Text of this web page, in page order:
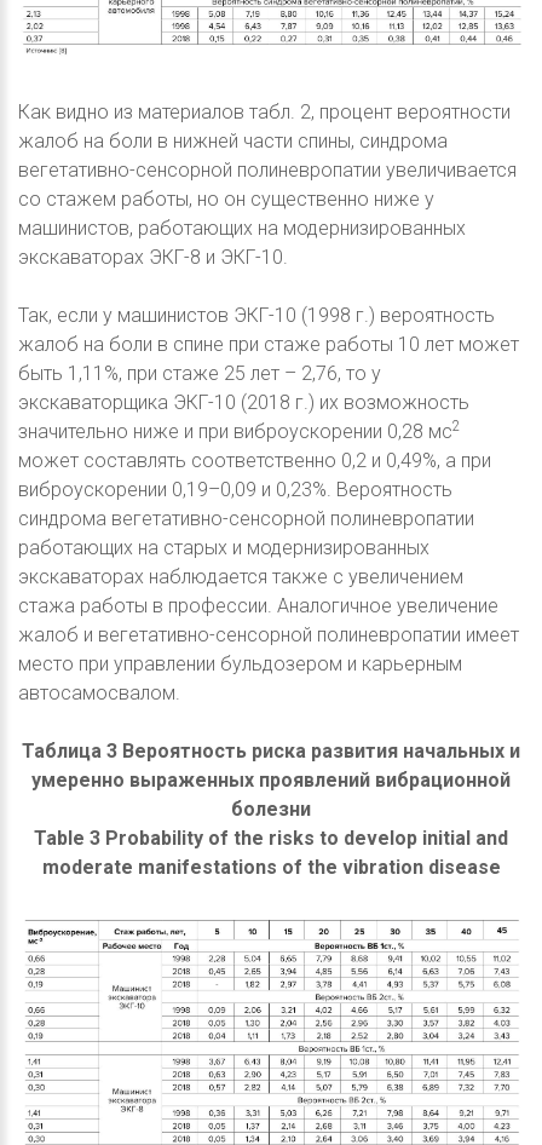
Как видно из материалов табл. 2, процент вероятности
жалоб на боли в нижней части спины, синдрома
вегетативно-сенсорной полиневропатии увеличивается
со стажем работы, но он существенно ниже у
машинистов, работающих на модернизированных
экскаваторах ЭКГ-8 и ЭКГ-10.
Так, если у машинистов ЭКГ-10 (1998 г.) вероятность
жалоб на боли в спине при стаже работы 10 лет может
быть 1,11%, при стаже 25 лет – 2,76, то у
экскаваторщика ЭКГ-10 (2018 г.) их возможность
значительно ниже и при виброускорении 0,28 мс2
может составлять соответственно 0,2 и 0,49%, а при
виброускорении 0,19–0,09 и 0,23%. Вероятность
синдрома вегетативно-сенсорной полиневропатии
работающих на старых и модернизированных
экскаваторах наблюдается также с увеличением
стажа работы в профессии. Аналогичное увеличение
жалоб и вегетативно-сенсорной полиневропатии имеет
место при управлении бульдозером и карьерным
автосамосвалом.
Таблица 3 Вероятность риска развития начальных и
умеренно выраженных проявлений вибрационной
болезни
Table 3 Probability of the risks to develop initial and
moderate manifestations of the vibration disease